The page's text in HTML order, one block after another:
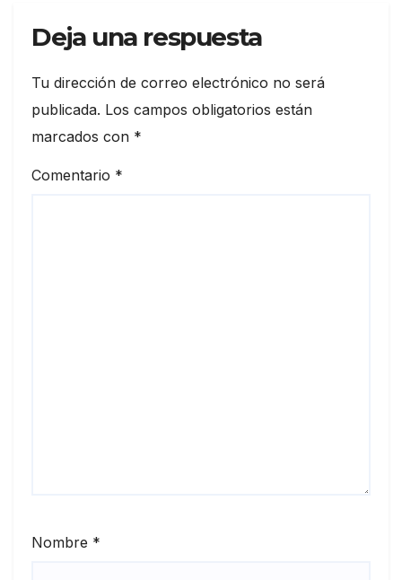
Deja una respuesta
Tu dirección de correo electrónico no será
publicada. Los campos obligatorios están
marcados con *
Comentario *
Nombre *